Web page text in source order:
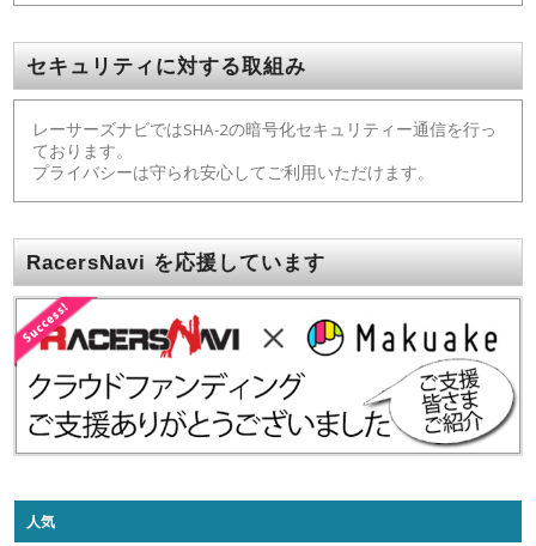
セキュリティに対する取組み
レーサーズナビではSHA-2の暗号化セキュリティー通信を行っ
ております。
プライバシーは守られ安心してご利用いただけます。
RacersNavi を応援しています
人気